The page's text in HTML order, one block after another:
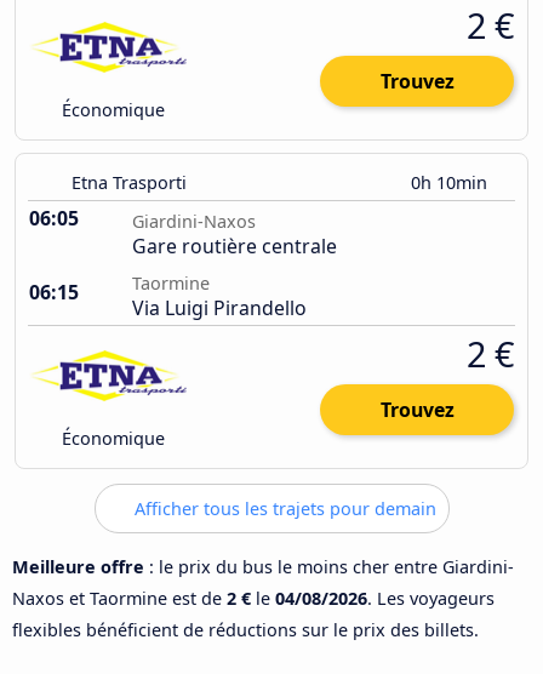
Économique
2 €
Trouvez
Etna Trasporti 0h 10min
06:05 Giardini-Naxos
Gare routière centrale
06:15
Taormine
Via Luigi Pirandello
Économique
2 €
Trouvez
Afficher tous les trajets pour demain
Meilleure offre : le prix du bus le moins cher entre Giardini-
Naxos et Taormine est de 2 € le 04/08/2026. Les voyageurs
flexibles bénéficient de réductions sur le prix des billets.